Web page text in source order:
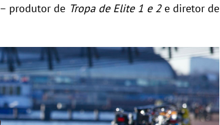
– produtor de Tropa de Elite 1 e 2e diretor de